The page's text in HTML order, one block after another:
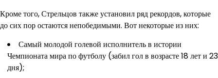
Кроме того, Стрельцов также установил ряд рекордов, которые
до сих пор остаются непобедимыми. Вот некоторые из них:
Самый молодой голевой исполнитель в истории
Чемпионата мира по футболу (забил гол в возрасте 18 лет и 23
дня);